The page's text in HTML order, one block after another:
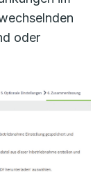
oder